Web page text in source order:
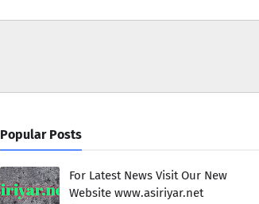
Popular Posts
For Latest News Visit Our New
Website www.asiriyar.net